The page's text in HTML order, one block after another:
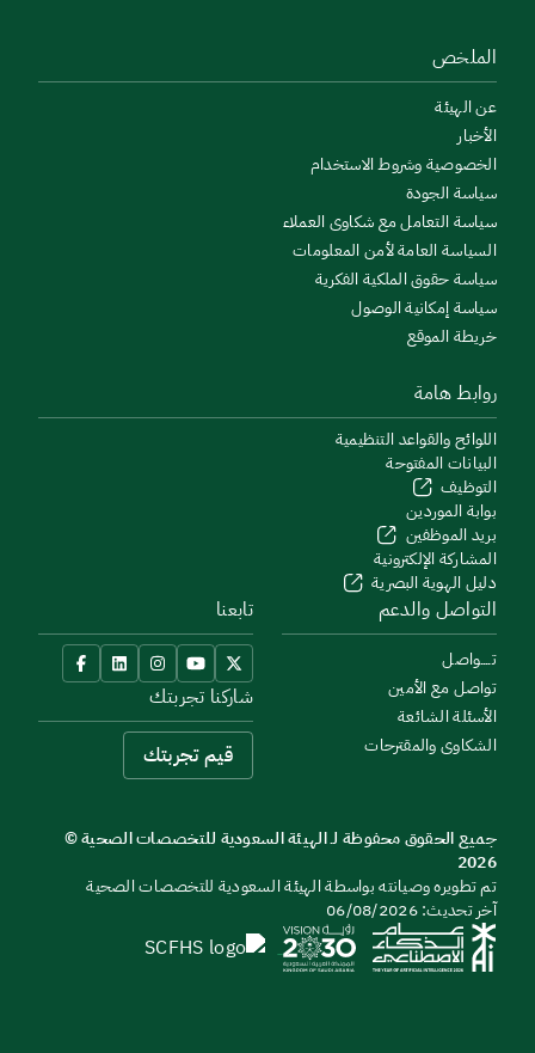
الملخص
عن الهيئة
الخصوصية وشروط الاستخدام
سياسة الجودة
سياسة التعامل مع شكاوى العملاء
السياسة العامة لأمن المعلومات
سياسة حقوق الملكية الفكرية
سياسة إمكانية الوصول
خريطة الموقع
روابط هامة
اللوائح والقواعد التنظيمية
البيانات المفتوحة
التوظيف
بوابة الموردين
بريد الموظفين
المشاركة الإلكترونية
دليل الهوية البصرية
التواصل والدعم
تــــواصل
تواصل مع الأمين
الأسئلة الشائعة
الشكاوى والمقترحات
شاركنا تجربتك
قيم تجربتك
جميع الحقوق محفوظة لـ الهيئة السعودية للتخصصات الصحية ©
2026
تم تطويره وصيانته بواسطة الهيئة السعودية للتخصصات الصحية
آخر تحديث: 06/08/2026